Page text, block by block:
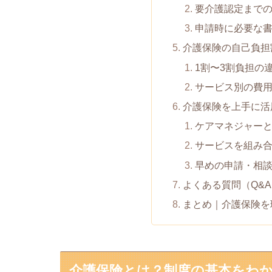
要介護認定まで
申請時に必要な
介護保険の自己負
1割〜3割負担の
サービス別の費
介護保険を上手に
ケアマネジャー
サービスを組み
早めの申請・相
よくある質問（
まとめ｜介護保険